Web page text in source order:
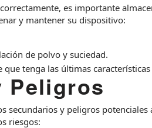
es importante
y mantener su dispositivo:
de polvo y suciedad.
tenga las últimas
Peligros
secundarios y peligros potenciales
riesgos: